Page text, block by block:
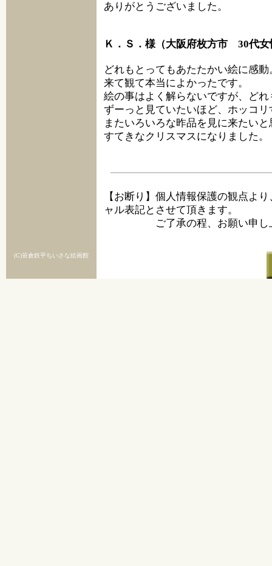
ありがとうございました。
Ｋ．Ｓ．様（大阪府枚方市 30代女
どれもとってもあたたかい絵に感動
来て観て本当によかったです。
絵の事はよく解らないですが、ど
ずーっと見ていたいほど、ホッコ
またいろいろな昨品を見に来たい
すてきなクリスマスになりました。
【お断り】個人情報保護の観点よ
ャル表記とさせて頂きます。
ご了承の程、お願い申し上
(C)笹倉鉄平ちいさな絵画館